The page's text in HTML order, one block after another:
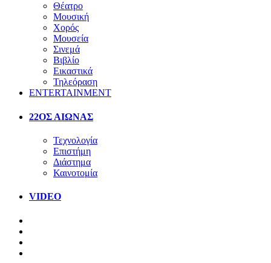
Θέατρο
Μουσική
Χορός
Μουσεία
Σινεμά
Βιβλίο
Εικαστικά
Τηλεόραση
ENTERTAINMENT
22ΟΣ ΑΙΩΝΑΣ
Τεχνολογία
Επιστήμη
Διάστημα
Καινοτομία
VIDEO